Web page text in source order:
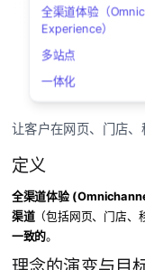
让客户在网页、门店、
定义
全渠道体验
渠道（包括网页、门店、
一致的。
全渠道体验（
Experience）
多站点
一体化